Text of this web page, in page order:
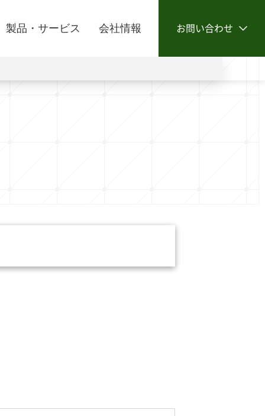
製品・サービス 会社情報 お問い合わせ
ニングプログラム Trustdock